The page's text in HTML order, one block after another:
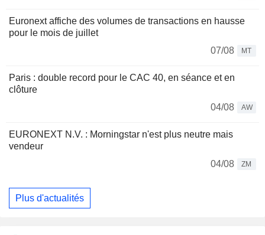
Euronext affiche des volumes de transactions en hausse
pour le mois de juillet
07/08
MT
Paris : double record pour le CAC 40, en séance et en
clôture
04/08
AW
EURONEXT N.V. : Morningstar n'est plus neutre mais
vendeur
04/08
ZM
Plus d'actualités